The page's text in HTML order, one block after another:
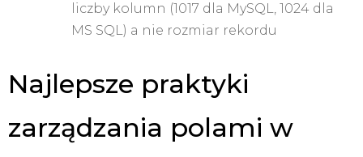
liczby kolumn (1017 dla MySQL, 1024 dla
MS SQL) a nie rozmiar rekordu
Najlepsze praktyki
zarządzania polami w